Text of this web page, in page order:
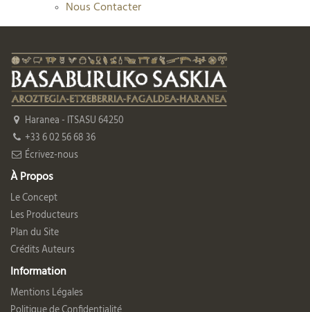
Nous Contacter
Haranea - ITSASU 64250
+33 6 02 56 68 36
Écrivez-nous
À Propos
Le Concept
Les Producteurs
Plan du Site
Crédits Auteurs
Information
Mentions Légales
Politique de Confidentialité